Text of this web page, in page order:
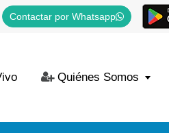
Contactar por Whatsapp
Quiénes Somos